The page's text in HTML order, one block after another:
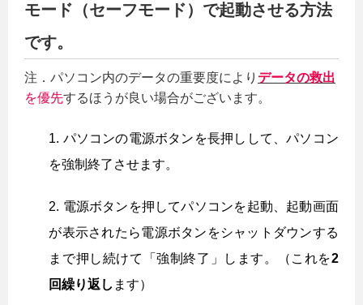
モード（セーフモード）で起動させる方法
です。
注．パソコン内のデータの重要度により データの救出
を優先するほうが良い場合がございます。
パソコンの電源ボタンを長押しして、パソコン
を強制終了させます。
電源ボタンを押してパソコンを起動、起動画面
が表示されたら電源ボタンをシャットダウンする
まで押し続けて「強制終了」します。（これを2
回繰り返し ます）